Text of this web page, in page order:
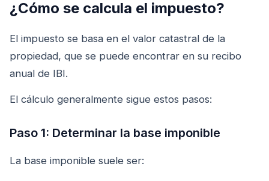
¿Cómo se calcula el impuesto?
El impuesto se basa en el valor catastral de la
propiedad, que se puede encontrar en su recibo
anual de IBI.
El cálculo generalmente sigue estos pasos:
Paso 1: Determinar la base imponible
La base imponible suele ser: